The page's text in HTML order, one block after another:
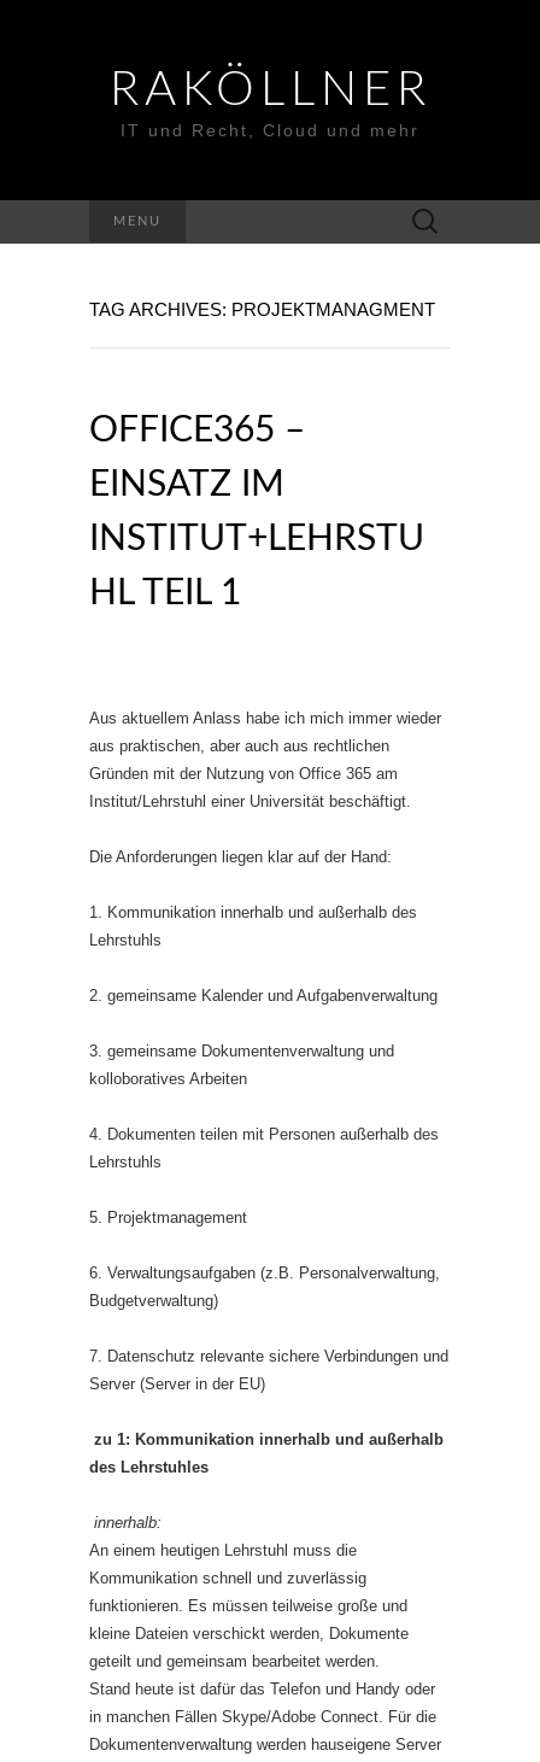
RAKÖLLNER
IT und Recht, Cloud und mehr
MENU
Suchen
nach:
TAG ARCHIVES: PROJEKTMANAGMENT
OFFICE365 –
EINSATZ IM
INSTITUT+LEHRSTU
HL TEIL 1
Aus aktuellem Anlass habe ich mich immer wieder
aus praktischen, aber auch aus rechtlichen
Gründen mit der Nutzung von Office 365 am
Institut/Lehrstuhl einer Universität beschäftigt.
Die Anforderungen liegen klar auf der Hand:
1. Kommunikation innerhalb und außerhalb des
Lehrstuhls
2. gemeinsame Kalender und Aufgabenverwaltung
3. gemeinsame Dokumentenverwaltung und
kolloboratives Arbeiten
4. Dokumenten teilen mit Personen außerhalb des
Lehrstuhls
5. Projektmanagement
6. Verwaltungsaufgaben (z.B. Personalverwaltung,
Budgetverwaltung)
7. Datenschutz relevante sichere Verbindungen und
Server (Server in der EU)
zu 1: Kommunikation innerhalb und außerhalb
des Lehrstuhles
innerhalb:
An einem heutigen Lehrstuhl muss die
Kommunikation schnell und zuverlässig
funktionieren. Es müssen teilweise große und
kleine Dateien verschickt werden, Dokumente
geteilt und gemeinsam bearbeitet werden.
Stand heute ist dafür das Telefon und Handy oder
in manchen Fällen Skype/Adobe Connect. Für die
Dokumentenverwaltung werden hauseigene Server